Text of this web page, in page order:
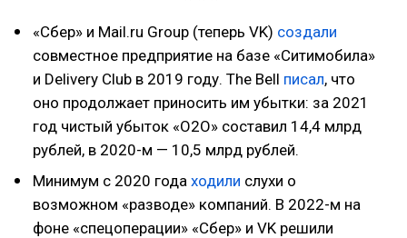
«Сбер» и Mail.ru Group (теперь VK) создали
совместное предприятие на базе «Ситимобила»
и Delivery Club в 2019 году. The Bell писал, что
оно продолжает приносить им убытки: за 2021
год чистый убыток «O2O» составил 14,4 млрд
рублей, в 2020-м — 10,5 млрд рублей.
Минимум с 2020 года ходили слухи о
возможном «разводе» компаний. В 2022-м на
фоне «спецоперации» «Сбер» и VK решили